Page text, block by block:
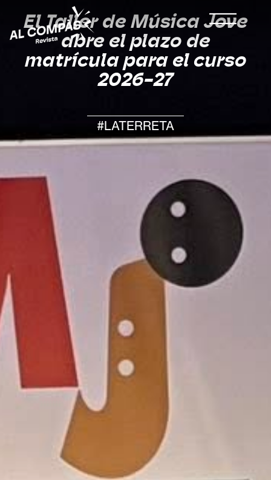
El Taller de Música Jove
abre el plazo de
matrícula para el curso
2026-27
#LATERRETA